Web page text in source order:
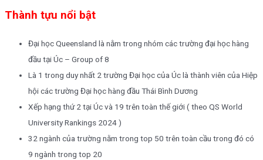
Thành tựu nổi bật
Đại học Queensland là nằm trong nhóm các trường đại học hàng
đầu tại Úc – Group of 8
Là 1 trong duy nhất 2 trường Đại học của Úc là thành viên của Hiệp
hội các trường Đại học hàng đầu Thái Bình Dương
Xếp hạng thứ 2 tại Úc và 19 trên toàn thế giới ( theo QS World
University Rankings 2024 )
32 ngành của trường nằm trong top 50 trên toàn cầu trong đó có
9 ngành trong top 20